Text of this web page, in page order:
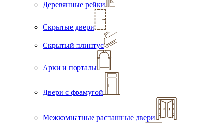
Деревянные рейки
Скрытые двери
Скрытый плинтус
Арки и порталы
Двери с фрамугой
Межкомнатные распашные двери